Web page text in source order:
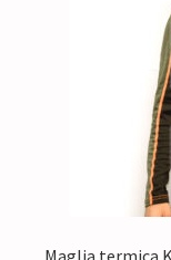
Maglia termica